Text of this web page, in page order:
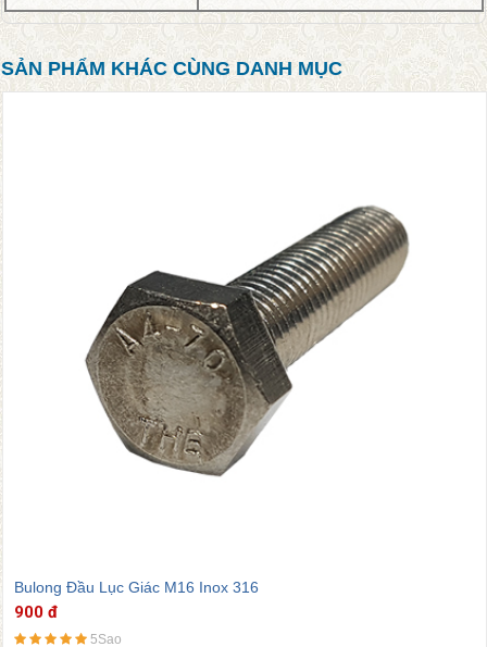
SẢN PHẨM KHÁC CÙNG DANH MỤC
Bulong Đầu Lục Giác M16 Inox 316
900 đ
5Sao